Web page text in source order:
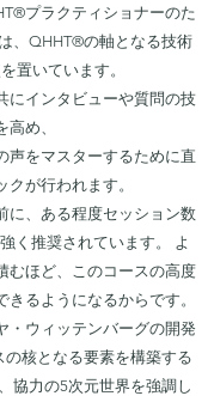
プラクティショナーのた
、QHHT®の軸となる技術
置いています。
にインタビューや質問の技
高め、
声をマスターするために直
クが行われます。
に、ある程度セッション数
く推奨されています。 よ
むほど、このコースの高度
るようになるからです。
・ウィッテンバーグの開発
核となる要素を構築する
協力の5次元世界を強調し